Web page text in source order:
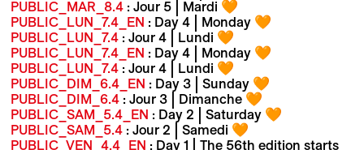
PUBLIC_MAR_8.4 : Jour 5 | Mardi 🧡
PUBLIC_LUN_7.4_EN : Day 4 | Monday 🧡
PUBLIC_LUN_7.4 : Jour 4 | Lundi 🧡
PUBLIC_LUN_7.4_EN : Day 4 | Monday 🧡
PUBLIC_LUN_7.4: Jour 4 | Lundi 🧡
PUBLIC_DIM_6.4_EN : Day 3 | Sunday 🧡
PUBLIC_DIM_6.4: Jour 3 | Dimanche 🧡
PUBLIC_SAM_5.4_EN : Day 2 | Saturday 🧡
PUBLIC_SAM_5.4: Jour 2 | Samedi 🧡
PUBLIC_VEN_4.4_EN : Day 1 | The 56th edition starts